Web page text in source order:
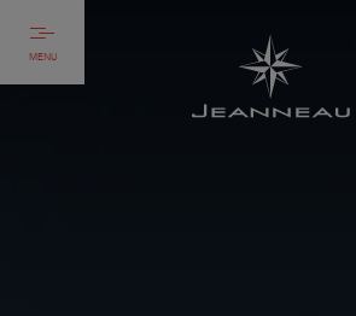
MENU